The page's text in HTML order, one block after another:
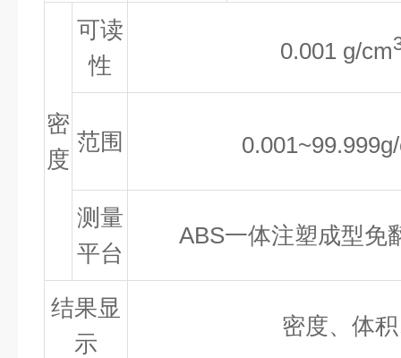
密
度
可读
性
0.001 g/cm
范围
测量
平台
ABS一体注塑成型免
结果显
示
密度、体